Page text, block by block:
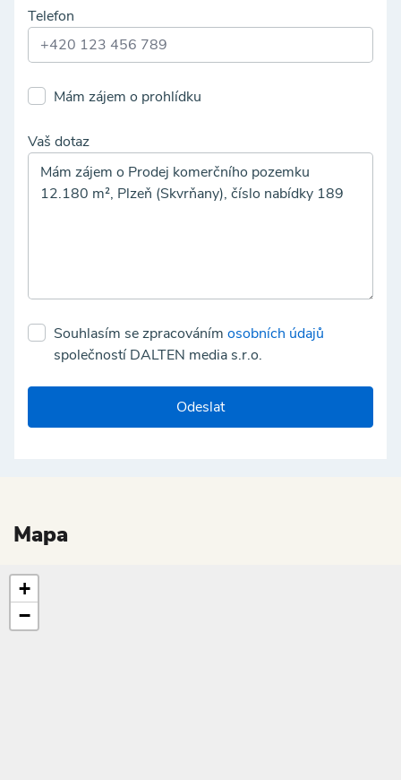
Telefon
Mám zájem o prohlídku
Vaš dotaz
Souhlasím se zpracováním osobních údajů
společností DALTEN media s.r.o.
Odeslat
Mapa
+
−